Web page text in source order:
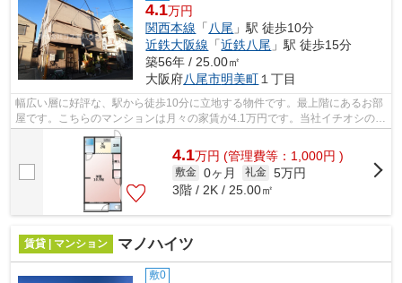
4.1万円
関西本線 「八尾 」駅 徒歩10分
近鉄大阪線 「近鉄八尾 」駅 徒歩15分
築56年 / 25.00㎡
大阪府八尾市明美町１丁目
幅広い層に好評な、駅から徒歩10分に立地する物件です。最上階にあるお部
屋です。こちらのマンションは月々の家賃が4.1万円です。当社イチオシの物
件の「明美マンション」。ぜひ一度ご...
4.1万円 (管理費等：1,000円 )
敷金 0ヶ月 礼金 5万円
3階 / 2K / 25.00㎡
賃貸 | マンション マノハイツ
敷0